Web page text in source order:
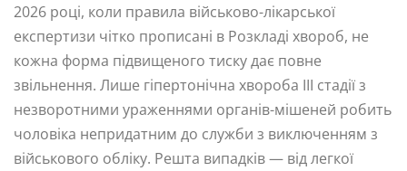
2026 році, коли правила військово-лікарської
експертизи чітко прописані в Розкладі хвороб, не
кожна форма підвищеного тиску дає повне
звільнення. Лише гіпертонічна хвороба III стадії з
незворотними ураженнями органів-мішеней робить
чоловіка непридатним до служби з виключенням з
військового обліку. Решта випадків — від легкої